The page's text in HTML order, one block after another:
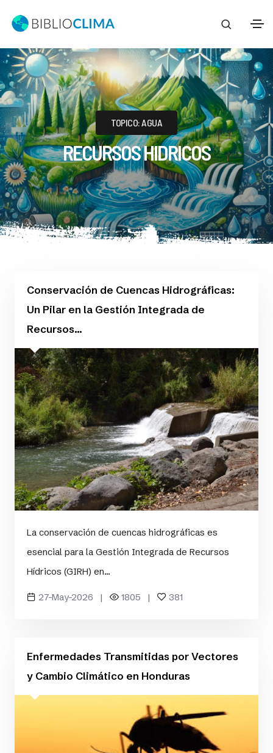
TOPICO: AGUA
RECURSOS HIDRICOS
Conservación de Cuencas Hidrográficas:
Un Pilar en la Gestión Integrada de
Recursos...
La conservación de cuencas hidrográficas es
esencial para la Gestión Integrada de Recursos
Hídricos (GIRH) en...
27-May-2026 | 1805 | 381
Enfermedades Transmitidas por Vectores
y Cambio Climático en Honduras